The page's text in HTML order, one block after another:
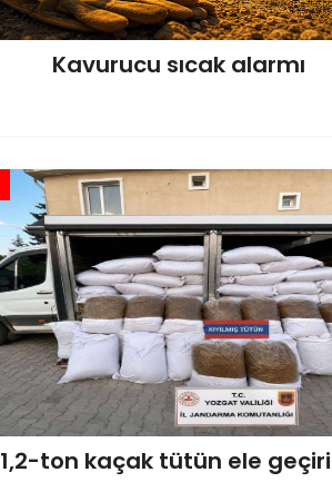
Kavurucu sıcak alarmı
1,2-ton kaçak tütün ele